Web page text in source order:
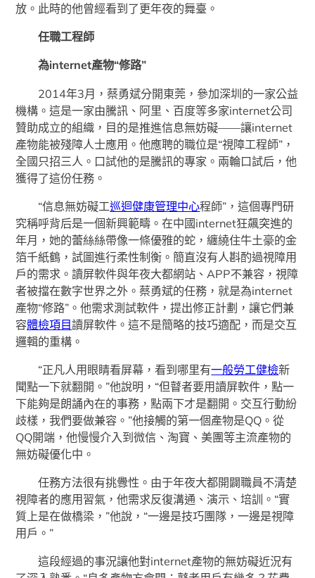
放。此時的他曾經看到了更年夜的舞臺。
任職工程師
為internet產物“修路”
2014年3月，蔡勇斌分開東莞，參加深圳的一家公益
機構。這是一家由騰訊、阿里、百度等多家internet公司
贊助成立的組織，目的是推進信息無妨礙——讓internet
產物能被殘障人士應用。他應聘的職位是“視障工程師”，
全國只招三人。口試他的是騰訊的專家。兩輪口試后，他
獲得了這份任務。
“信息無妨礙工巡迴健康管理中心程師”，這個專門研
究稱呼背后是一個新興範疇。在中國internet狂飆突進的
年月，她的蕾絲絲帶像一條優雅的蛇，纏繞住牛土豪的金
箔千紙鶴，試圖進行柔性制衡。簡直沒有人斟酌過視障用
戶的需求。讀屏軟件與年夜大都網站、APP不兼容，視障
者被擋在數字世界之外。蔡勇斌的任務，就是為internet
產物“修路”。他需求測試軟件，提出修正計劃，讓它們兼
容體檢項目讀屏軟件。這不是簡略的技巧適配，而是交互
邏輯的重構。
“正凡人用眼睛看屏幕，看到哪里有一般勞工健檢新
聞點一下就翻開。”他說明，“但瞽者要用讀屏軟件，點一
下能夠是朗誦內在的事務，點兩下才是翻開。交互行動紛
歧樣，我們要做兼容。”他接觸的第一個產物是QQ。從
QQ開端，他慢慢介入到微信、淘寶、美團等主流產物的
無妨礙優化中。
任務方法很有挑釁性。由于年夜大都開闢職員不清楚
視障者的應用習氣，他需求反復溝通、演示、培訓。“實
質上是在做橋梁，”他說，“一邊是技巧團隊，一邊是視障
用戶。”
這段經過的事況讓他對internet產物的無妨礙近況有